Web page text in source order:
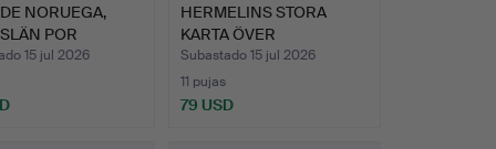
NORUEGA,
POR
apro…
15 jul 2026
HERMELINS STORA
KARTA ÖVER
ÄLVSBORGS HÖVDI…
Subastado 15 jul 2026
11 pujas
79 USD